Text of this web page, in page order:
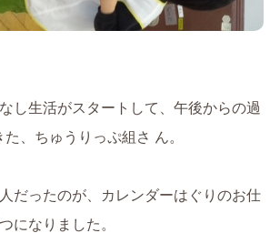
し生活がスタートして、午後からの過
、ちゅうりっぷ組さ ん。
だったのが、カレンダーはぐりのお仕
になりました。